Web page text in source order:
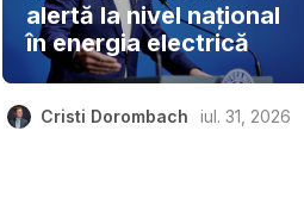
alertă la nivel național
în energia electrică
Cristi Dorombach iul. 31, 2026